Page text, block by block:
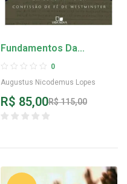
Fundamentos Da
Teologia Reformada –
Augustus Nicodemus
0
Augustus Nicodemus Lopes
R$115,00
R$ 85,00